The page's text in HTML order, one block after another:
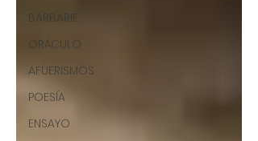
BARBARIE
ORÁCULO
AFUERISMOS
POESÍA
ENSAYO